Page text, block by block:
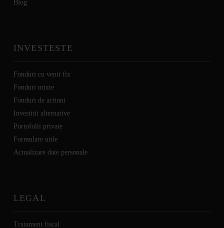
Blog
INVESTESTE
Fonduri cu venit fix
Fonduri mixte
Fonduri de actiuni
Investitii alternative
Portofolii private
Formulare utile
Actualizare date personale
LEGAL
Tratament fiscal